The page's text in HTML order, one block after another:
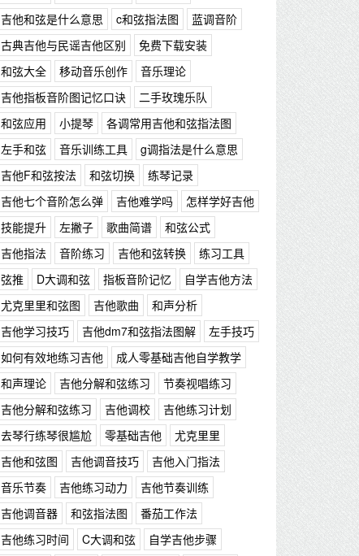
吉他和弦是什么意思
c和弦指法图
蓝调音阶
古典吉他与民谣吉他区别
免费下载安装
和弦大全
移动音乐创作
音乐理论
吉他指板音阶图记忆口诀
二手玫瑰乐队
和弦应用
小提琴
各调常用吉他和弦指法图
左手和弦
音乐训练工具
g调指法是什么意思
吉他F和弦按法
和弦切换
练琴记录
吉他七个音阶怎么弹
吉他难学吗
怎样学好吉他
技能提升
左撇子 歌曲简谱
和弦公式
吉他指法
音阶练习 吉他和弦转换
练习工具
弦推
D大调和弦 指板音阶记忆
自学吉他方法
尤克里里和弦图
吉他歌曲
和声分析
吉他学习技巧
吉他dm7和弦指法图解
左手技巧
如何有效地练习吉他
成人零基础吉他自学教学
和声理论
吉他分解和弦练习
节奏视唱练习
吉他分解和弦练习
吉他调校
吉他练习计划
去琴行练琴很尴尬
零基础吉他
尤克里里
吉他和弦图
吉他调音技巧
吉他入门指法
音乐节奏
吉他练习动力
吉他节奏训练
吉他调音器
和弦指法图
番茄工作法
吉他练习时间
C大调和弦
自学吉他步骤